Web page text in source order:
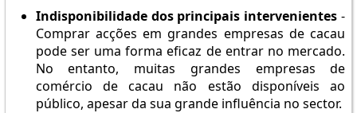
Indisponibilidade dos principais intervenientes -
Comprar acções em grandes empresas de cacau
pode ser uma forma eficaz de entrar no mercado.
No entanto, muitas grandes empresas de
comércio de cacau não estão disponíveis ao
público, apesar da sua grande influência no sector.